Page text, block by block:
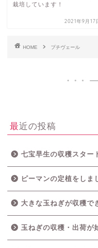
栽培しています！
2021年9月17
HOME プチヴェール
最近の投稿
七宝早生の収穫スター
ピーマンの定植をしま
大きな玉ねぎが収穫で
玉ねぎの収穫・出荷が